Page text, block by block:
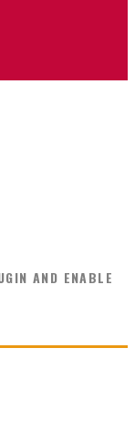
AND ENABLE